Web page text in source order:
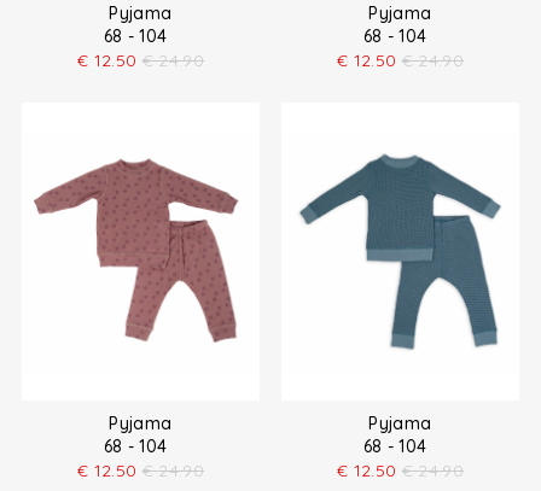
Pyjama
68 - 104
€ 12.50 € 24.90
Pyjama
68 - 104
€ 12.50 € 24.90
Pyjama
68 - 104
€ 12.50 € 24.90
Pyjama
68 - 104
€ 12.50 € 24.90